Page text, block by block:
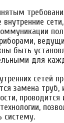
быть
для
сетей
замена
систему.